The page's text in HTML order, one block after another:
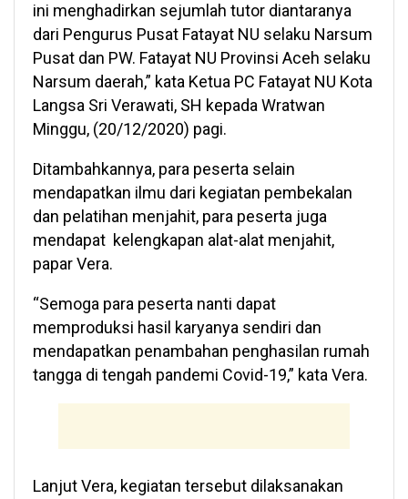
ini menghadirkan sejumlah tutor diantaranya
dari Pengurus Pusat Fatayat NU selaku Narsum
Pusat dan PW. Fatayat NU Provinsi Aceh selaku
Narsum daerah,” kata Ketua PC Fatayat NU Kota
Langsa Sri Verawati, SH kepada Wratwan
Minggu, (20/12/2020) pagi.
Ditambahkannya, para peserta selain
mendapatkan ilmu dari kegiatan pembekalan
dan pelatihan menjahit, para peserta juga
mendapat kelengkapan alat-alat menjahit,
papar Vera.
“Semoga para peserta nanti dapat
memproduksi hasil karyanya sendiri dan
mendapatkan penambahan penghasilan rumah
tangga di tengah pandemi Covid-19,” kata Vera.
Lanjut Vera, kegiatan tersebut dilaksanakan